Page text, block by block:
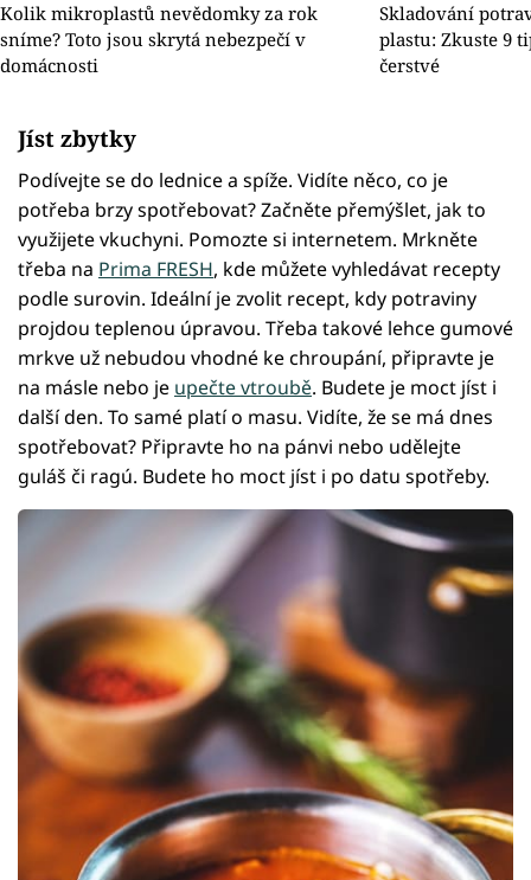
Kolik mikroplastů nevědomky za rok
sníme? Toto jsou skrytá nebezpečí v
domácnosti
Skladování
plastu: Zkuste 9
čerstvé
Jíst zbytky
Podívejte se do lednice a spíže. Vidíte něco, co je
potřeba brzy spotřebovat? Začněte přemýšlet, jak to
využijete vkuchyni. Pomozte si internetem. Mrkněte
třeba na Prima FRESH, kde můžete vyhledávat recepty
podle surovin. Ideální je zvolit recept, kdy potraviny
projdou teplenou úpravou. Třeba takové lehce gumové
mrkve už nebudou vhodné ke chroupání, připravte je
na másle nebo je upečte vtroubě. Budete je moct jíst i
další den. To samé platí o masu. Vidíte, že se má dnes
spotřebovat? Připravte ho na pánvi nebo udělejte
guláš či ragú. Budete ho moct jíst i po datu spotřeby.